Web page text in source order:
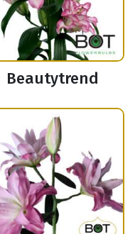
Beautytrend